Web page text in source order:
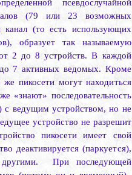
псевдослучайной
(79 или 23 возможных
канал (то есть использующих
образует так называемую
2 до 8 устройств. В каждой
7 активных ведомых. Кроме
пикосети могут находиться
«знают» последовательность
с ведущим устройством, но не
устройство не разрешит
пикосети имеет свой
деактивируется (паркуется),
При последующей